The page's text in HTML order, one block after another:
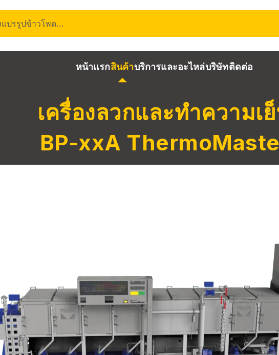
แปรรูปข้าวโพด…
หน้าแรกสินค้าบริการและอะไหล่บริษัทติดต่อ
เครื่องลวกและทำความเ
BP-xxA